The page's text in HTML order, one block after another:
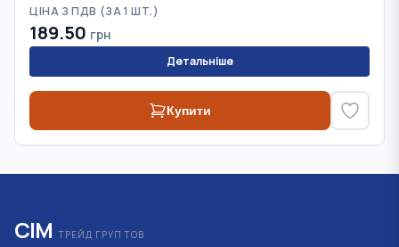
ЦІНА З ПДВ (ЗА 1 ШТ.)
189.50 грн
Детальніше
Купити
СІМ ТРЕЙД ГРУП ТОВ